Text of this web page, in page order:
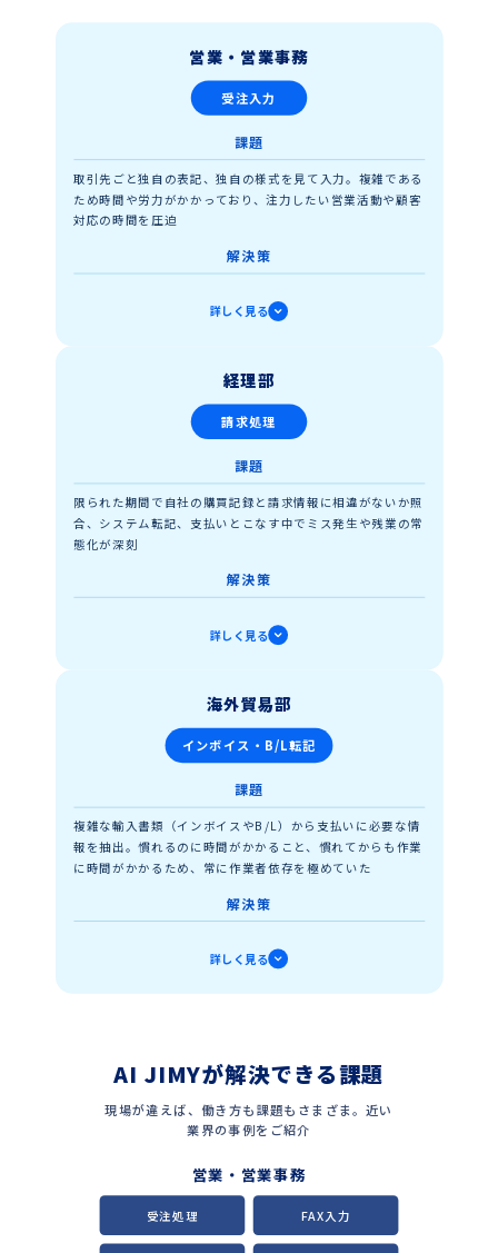
営業・営業事務
受注入力
課題
取引先ごと独自の表記、独自の様式を見て入力。複雑である
ため時間や労力がかかっており、注力したい営業活動や顧客
対応の時間を圧迫
解決策
ることで複雑さを回避。チェック後のデータをシステムに入
成果
営業機会創出・顧客フォローといったコア業務に注力できる
環境を整備。受注件数と顧客満足度ともに向上
判断、確認は人しか持っていない重要な機能です。こ
の機能を、注文書を読み理解する、システムに入力す
る、という「作業」ではなく、取引先とのやり取りと
いう「業務」に使うことで生産性の最大化を進めるこ
詳しく見る
経理部
請求処理
課題
限られた期間で自社の購買記録と請求情報に相違がないか照
合、システム転記、支払いとこなす中でミス発生や残業の常
態化が深刻
解決策
みを確認し、人が修正を加える「半自動」フローを実装。シ
成果
確認以外は無人で実行するため作業そのものの負担を低減。
未入金や多重振り込みといったミスが許されない正確
性と、締め日厳守の速度、双方を求められる月に一度
の一大業務です。作業者の負担と企業におけるコスト
詳しく見る
海外貿易部
インボイス・B/L転記
課題
複雑な輸入書類（インボイスやB/L）から支払いに必要な情
報を抽出。慣れるのに時間がかかること、慣れてからも作業
に時間がかかるため、常に作業者依存を極めていた
解決策
タの成型加工を組み合わせ支払いに関するデータを自動化。
新人の習熟・定着促進、ベテランが負担する教育コスト軽減
自社製品、サービスに対する知識とは別に、輸入にか
りがちな仕事です。AIの理解力とプログラムのルール
に基づいた処理をかけ合わせた「機械の作業者」との
協力フロー、ワクワクしませんか？
詳しく見る
AI JIMYが解決できる課題
現場が違えば、働き方も課題もさまざま。近い
業界の事例をご紹介
営業・営業事務
受注処理 FAX入力